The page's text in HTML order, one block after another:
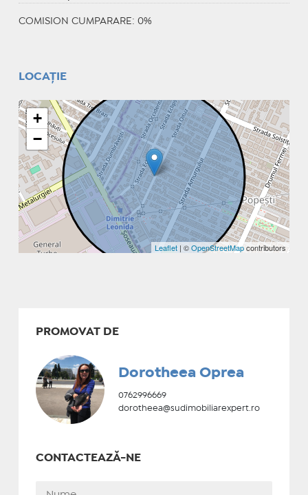
COMISION CUMPARARE: 0%
LOCAȚIE
+
−
Leaflet | ©OpenStreetMapcontributors
PROMOVAT DE
Dorotheea Oprea
0762996669
dorotheea@sudimobiliarexpert.ro
CONTACTEAZĂ-NE